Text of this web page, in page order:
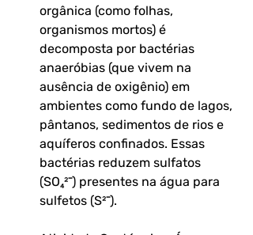
orgânica (como folhas,
organismos mortos) é
decomposta por bactérias
anaeróbias (que vivem na
ausência de oxigênio) em
ambientes como fundo de lagos,
pântanos, sedimentos de rios e
aquíferos confinados. Essas
bactérias reduzem sulfatos
(SO₄²⁻) presentes na água para
sulfetos (S²⁻).